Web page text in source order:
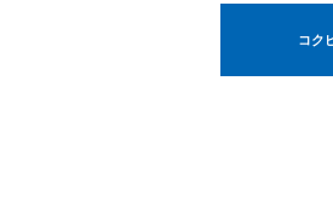
コク